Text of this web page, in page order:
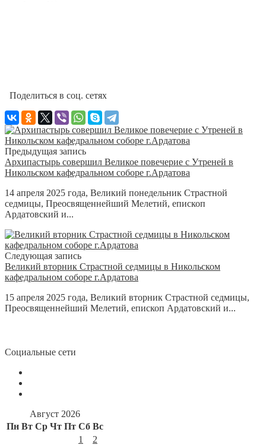
Поделиться в соц. сетях
Предыдущая запись
Архипастырь совершил Великое повечерие с Утреней в
Никольском кафедральном соборе г.Ардатова
14 апреля 2025 года, Великий понедельник Страстной
седмицы, Преосвященнейший Мелетий, епископ
Ардатовский и...
Следующая запись
Великий вторник Страстной седмицы в Никольском
кафедральном соборе г.Ардатова
15 апреля 2025 года, Великий вторник Страстной седмицы,
Преосвященнейший Мелетий, епископ Ардатовский и...
Социальные сети
Август 2026
Пн Вт Ср Чт Пт Сб Вс
1
2